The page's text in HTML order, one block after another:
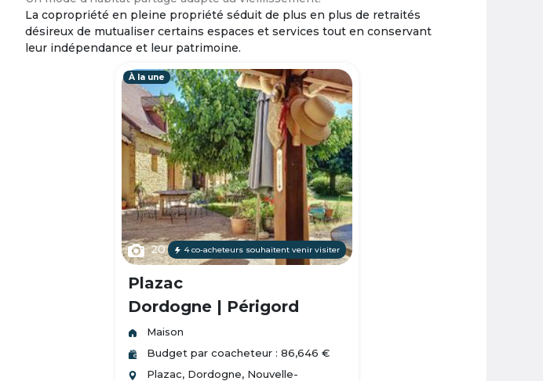
La copropriété en pleine propriété séduit de plus en plus de retraités
désireux de mutualiser certains espaces et services tout en conservant
leur indépendance et leur patrimoine.
À la une
20 4 co-acheteurs souhaitent venir visiter
Plazac
Dordogne | Périgord
Maison
Budget par coacheteur : 86,646 €
Plazac, Dordogne, Nouvelle-